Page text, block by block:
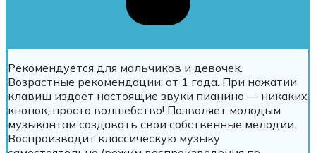
Рекомендуется для мальчиков и девочек.
Возрастные рекомендации: от 1 года. При нажатии
клавиш издает настоящие звуки пианино — никаких
кнопок, просто волшебство! Позволяет молодым
музыкантам создавать свои собственные мелодии.
Воспроизводит классическую музыку